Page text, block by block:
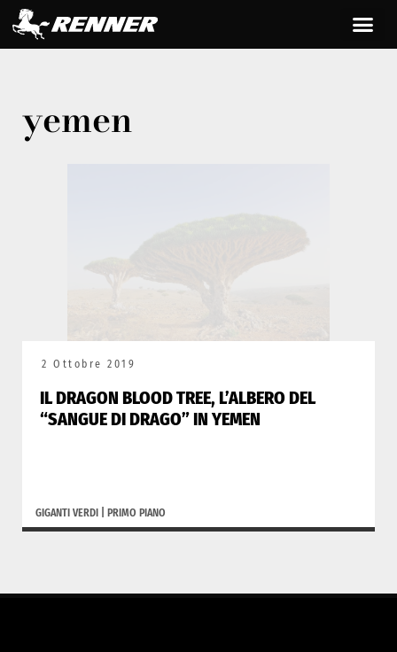
yemen
2 Ottobre 2019
IL DRAGON BLOOD TREE, L’ALBERO DEL
“SANGUE DI DRAGO” IN YEMEN
GIGANTI VERDI PRIMO PIANO